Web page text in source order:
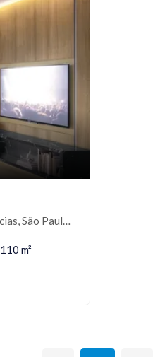
São Paulo-SP
110 m²